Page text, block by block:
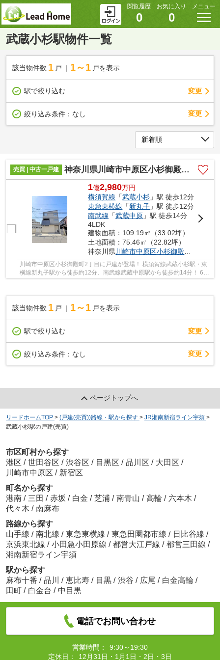
閲覧履歴
0
お気に入り
0
メニュー
武蔵小杉駅物件一覧
該当物件数 1 戸 1～1 戸を表示
駅で絞り込む 変更
絞り込み条件： なし 変更
売買 | 中古一戸建 神奈川県川崎市中原区小杉御殿町2丁目
1億2,980万円
横須賀線 「武蔵小杉 」駅 徒歩12分
東急東横線 「新丸子 」駅 徒歩12分
南武線 「武蔵中原 」駅 徒歩14分
4LDK
建物面積：109.19㎡（33.02坪）
土地面積：75.46㎡（22.82坪）
神奈川県川崎市中原区小杉御殿町
川崎市中原区小杉御殿町2丁目に戸建が登場！ 横須賀線武蔵小杉駅・東
横線新丸子駅から徒歩約12分、南武線武蔵中原駅から徒歩約14分！ 6路
該当物件数 1 戸 1～1 戸を表示
駅で絞り込む 変更
絞り込み条件： なし 変更
ページトップへ
リードホームTOP > (戸建(売買))路線・駅から探す > JR湘南新宿ライン宇須 >
武蔵小杉駅の戸建(売買)
市区町村から探す
港区 / 世田谷区 / 渋谷区 / 目黒区 / 品川区 / 大田区 /
川崎市中原区 / 新宿区
町名から探す
港南 / 三田 / 赤坂 / 白金 / 芝浦 / 南青山 / 高輪 / 六本木 /
代々木 / 南麻布
路線から探す
山手線 / 南北線 / 東急東横線 / 東急田園都市線 / 日比谷線 /
京浜東北線 / 小田急小田原線 / 都営大江戸線 / 都営三田線 /
湘南新宿ライン宇須
駅から探す
麻布十番 / 品川 / 恵比寿 / 目黒 / 渋谷 / 広尾 / 白金高輪 /
田町 / 白金台 / 中目黒
電話でお問い合わせ
営業時間：
9:30～19:30
定休日：
12月31日・1月1日・2日・3日